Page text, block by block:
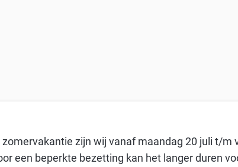
zijn wij vanaf maandag 20 juli t/m
een beperkte bezetting kan het langer duren